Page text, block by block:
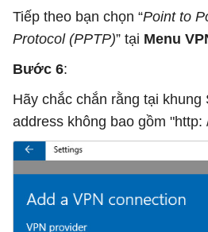
Tiếp theo bạn chọn “Point to
Protocol (PPTP)” tại Menu
Bước 6:
Hãy chắc chắn rằng tại khung
address không bao gồm "http: